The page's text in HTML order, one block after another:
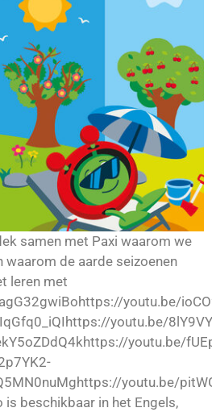
samen met Paxi waarom we
waarom de aarde seizoenen
leren met
youtu.be/
youtu.be/
youtu.be/
youtu.be/
is beschikbaar in het Engels,